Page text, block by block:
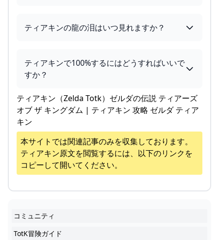
ティアキンの龍の泪はいつ見れますか？
ティアキンで100%するにはどうすればいいで
すか？
ティアキン（Zelda Totk）ゼルダの伝説 ティアーズ
オブ ザ キングダム | ティアキン 攻略 ゼルダ ティア
キン
本サイトでは関連記事のみを収集しております。
ティアキン原文を閲覧するには、以下のリンクを
コピーして開いてください。
コミュニティ
TotK冒険ガイド